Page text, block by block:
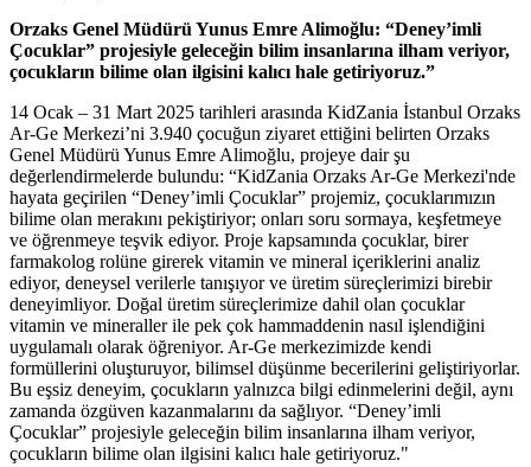
Orzaks Genel Müdürü Yunus Emre Alimoğlu: “Deney’imli
Çocuklar” projesiyle geleceğin bilim insanlarına ilham veriyor,
çocukların bilime olan ilgisini kalıcı hale getiriyoruz.”
14 Ocak – 31 Mart 2025 tarihleri arasında KidZania İstanbul Orzaks
Ar-Ge Merkezi’ni 3.940 çocuğun ziyaret ettiğini belirten Orzaks
Genel Müdürü Yunus Emre Alimoğlu, projeye dair şu
değerlendirmelerde bulundu: “KidZania Orzaks Ar-Ge Merkezi'nde
hayata geçirilen “Deney’imli Çocuklar” projemiz, çocuklarımızın
bilime olan merakını pekiştiriyor; onları soru sormaya, keşfetmeye
ve öğrenmeye teşvik ediyor. Proje kapsamında çocuklar, birer
farmakolog rolüne girerek vitamin ve mineral içeriklerini analiz
ediyor, deneysel verilerle tanışıyor ve üretim süreçlerimizi birebir
deneyimliyor. Doğal üretim süreçlerimize dahil olan çocuklar
vitamin ve mineraller ile pek çok hammaddenin nasıl işlendiğini
uygulamalı olarak öğreniyor. Ar-Ge merkezimizde kendi
formüllerini oluşturuyor, bilimsel düşünme becerilerini geliştiriyorlar.
Bu eşsiz deneyim, çocukların yalnızca bilgi edinmelerini değil, aynı
zamanda özgüven kazanmalarını da sağlıyor. “Deney’imli
Çocuklar” projesiyle geleceğin bilim insanlarına ilham veriyor,
çocukların bilime olan ilgisini kalıcı hale getiriyoruz."